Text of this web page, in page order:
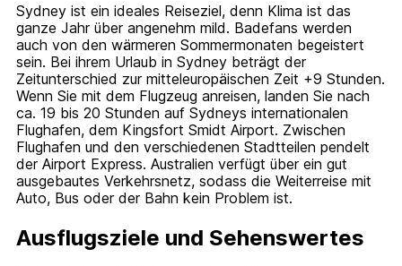
Sydney ist ein ideales Reiseziel, denn Klima ist das
ganze Jahr über angenehm mild. Badefans werden
auch von den wärmeren Sommermonaten begeistert
sein. Bei ihrem Urlaub in Sydney beträgt der
Zeitunterschied zur mitteleuropäischen Zeit +9 Stunden.
Wenn Sie mit dem Flugzeug anreisen, landen Sie nach
ca. 19 bis 20 Stunden auf Sydneys internationalen
Flughafen, dem Kingsfort Smidt Airport. Zwischen
Flughafen und den verschiedenen Stadtteilen pendelt
der Airport Express. Australien verfügt über ein gut
ausgebautes Verkehrsnetz, sodass die Weiterreise mit
Auto, Bus oder der Bahn kein Problem ist.
Ausflugsziele und Sehenswertes